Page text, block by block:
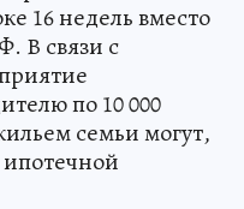
16 недель вместо
В связи с
по 10 000
семьи могут,
ипотечной